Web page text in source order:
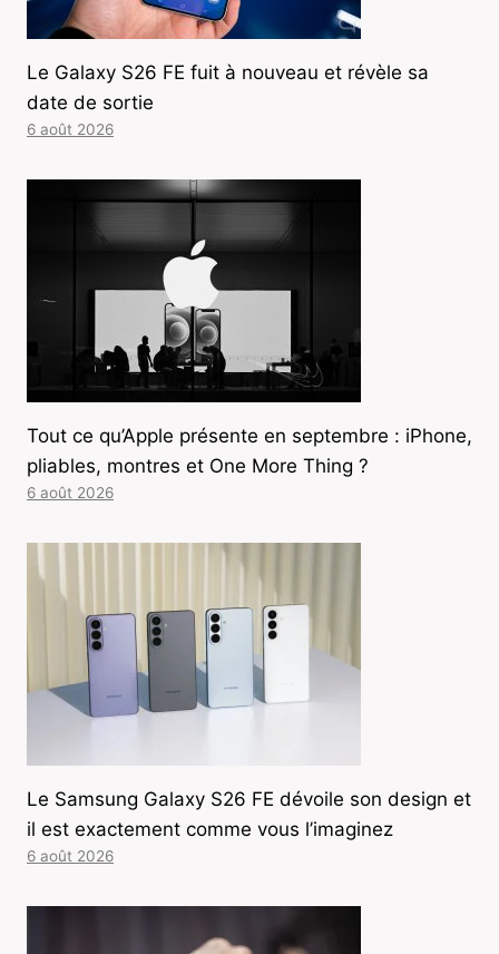
Le Galaxy S26 FE fuit à nouveau et révèle sa
date de sortie
6 août 2026
Tout ce qu’Apple présente en septembre : iPhone,
pliables, montres et One More Thing ?
6 août 2026
Le Samsung Galaxy S26 FE dévoile son design et
il est exactement comme vous l’imaginez
6 août 2026